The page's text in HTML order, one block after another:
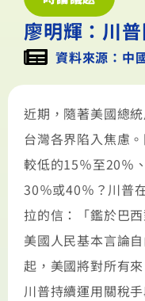
廖明輝：川
資料來源：中
近期，隨著美國總
台灣各界陷入焦慮
較低的15％至20％
30％或40％？川普
拉的信：「鑑於巴
美國人民基本言論
起，美國將對所有
川普持續運用關稅